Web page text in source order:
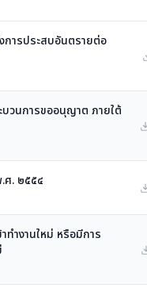
การประสบอันตรายต่อ
วนการขออนุญาต ภายใต้
ศ. ๒๕๕๔
ำงานใหม่ หรือมีการ